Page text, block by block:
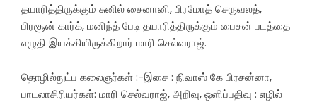
தயாரித்திருக்கும் சுனில் சைனானி, பிரமோத் செருவலத்,
பிரசூன் கார்க், மனிந்த் பேடி தயாரித்திருக்கும் பைசன் படத்தை
எழுதி இயக்கியிருக்கிறார் மாரி செல்வராஜ்.
தொழில்நுட்ப கலைஞர்கள் :-இசை : நிவாஸ் கே பிரசன்னா,
பாடலாசிரியர்கள்: மாரி​ செல்வராஜ், அறிவு, ஒளிப்பதிவு : எழில்